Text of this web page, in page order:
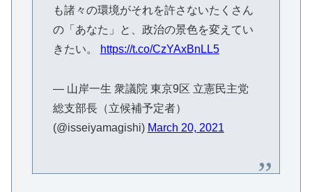
も諸々の環境がそれを許さないたくさん
の「あなた」と、政治の景色を変えてい
きたい。
https://t.co/CzYAxBnLL5
— 山岸一生 衆議院 東京9区 立憲民主党
総支部長（立候補予定者）
(@isseiyamagishi) March 20, 2021